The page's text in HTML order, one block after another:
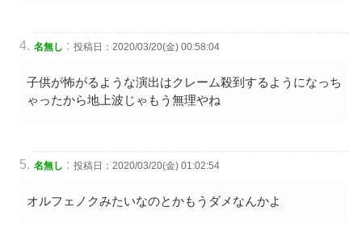
名無し : 投稿日：2020/03/20(金) 00:58:04
子供が怖がるような演出はクレーム殺到するようになっち
ゃったから地上波じゃもう無理やね
名無し : 投稿日：2020/03/20(金) 01:02:54
オルフェノクみたいなのとかもうダメなんかよ